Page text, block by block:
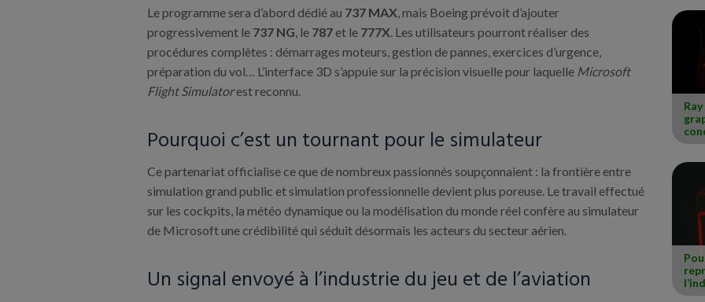
Le programme sera d’abord dédié au 737 MAX, mais Boeing prévoit d’ajouter
progressivement le 737 NG, le 787 et le 777X. Les utilisateurs pourront réaliser des
procédures complètes : démarrages moteurs, gestion de pannes, exercices d’urgence,
préparation du vol… L’interface 3D s’appuie sur la précision visuelle pour laquelle Microsoft
Flight Simulatorest reconnu.
Pourquoi c’est un tournant pour le simulateur
Ce partenariat officialise ce que de nombreux passionnés soupçonnaient : la frontière entre
simulation grand public et simulation professionnelle devient plus poreuse. Le travail effectué
sur les cockpits, la météo dynamique ou la modélisation du monde réel confère au simulateur
de Microsoft une crédibilité qui séduit désormais les acteurs du secteur aérien.
Un signal envoyé à l’industrie du jeu et de l’aviation